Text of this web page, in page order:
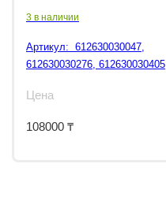
3 в наличии
Артикул: 612630030047,
612630030276, 612630030405
Цена
108000 ₸